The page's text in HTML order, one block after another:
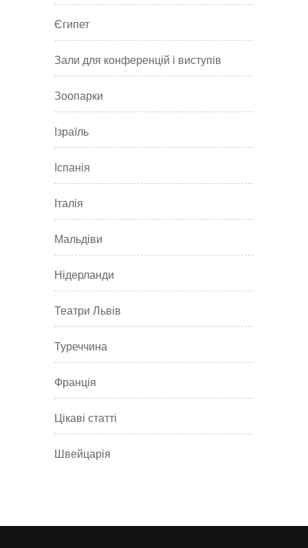
Єгипет
Зали для конференцій і виступів
Зоопарки
Ізраїль
Іспанія
Італія
Мальдіви
Нідерланди
Театри Львів
Туреччина
Франція
Цікаві статті
Швейцарія